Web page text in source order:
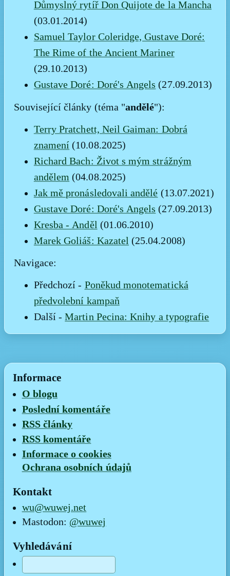
Důmyslný rytíř Don Quijote de la Mancha
(03.01.2014)
Samuel Taylor Coleridge, Gustave Doré:
The Rime of the Ancient Mariner
(29.10.2013)
Gustave Doré: Doré's Angels (27.09.2013)
Související články (téma "andělé"):
Terry Pratchett, Neil Gaiman: Dobrá
znamení (10.08.2025)
Richard Bach: Život s mým strážným
andělem (04.08.2025)
Jak mě pronásledovali andělé (13.07.2021)
Gustave Doré: Doré's Angels (27.09.2013)
Kresba - Anděl (01.06.2010)
Marek Goliáš: Kazatel (25.04.2008)
Navigace:
Předchozí - Poněkud monotematická
předvolební kampaň
Další -Martin Pecina: Knihy a typografie
Informace
O blogu
Poslední komentáře
RSS články
RSS komentáře
Informace o cookies
Ochrana osobních údajů
Kontakt
wu@wuwej.net
Mastodon: @wuwej
Vyhledávání